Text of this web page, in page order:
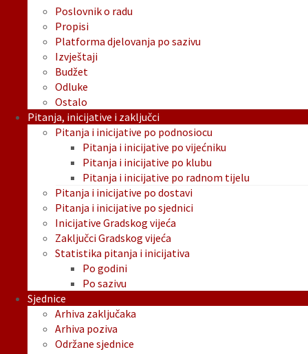
Poslovnik o radu
Propisi
Platforma djelovanja po sazivu
Izvještaji
Budžet
Odluke
Ostalo
Pitanja, inicijative i zaključci
Pitanja i inicijative po podnosiocu
Pitanja i inicijative po vijećniku
Pitanja i inicijative po klubu
Pitanja i inicijative po radnom tijelu
Pitanja i inicijative po dostavi
Pitanja i inicijative po sjednici
Inicijative Gradskog vijeća
Zaključci Gradskog vijeća
Statistika pitanja i inicijativa
Po godini
Po sazivu
Sjednice
Arhiva zaključaka
Arhiva poziva
Održane sjednice